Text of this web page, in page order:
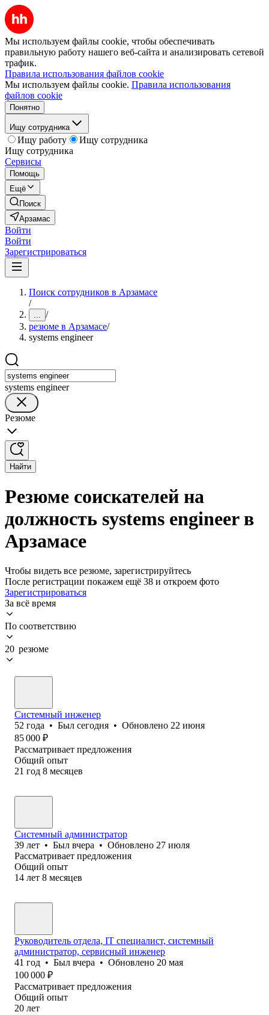
Мы используем файлы cookie, чтобы обеспечивать
правильную работу нашего веб-сайта и анализировать сетевой
трафик.
Правила использования файлов cookie
Мы используем файлы cookie. Правила использования
файлов cookie
Понятно
Ищу сотрудника
Ищу работу
Ищу сотрудника
Ищу сотрудника
Сервисы
Помощь
Ещё
Поиск
Арзамас
Войти
Войти
Зарегистрироваться
Поиск сотрудников в Арзамасе
/
... /
резюме в Арзамасе/
systems engineer
systems engineer
Резюме
Найти
Резюме соискателей на
должность systems engineer в
Арзамасе
Чтобы видеть все резюме, зарегистрируйтесь
После регистрации покажем ещё 38 и откроем фото
Зарегистрироваться
За всё время
По соответствию
20 резюме
Системный инженер
52 года • Был сегодня • Обновлено 22 июня
85 000 ₽
Рассматривает предложения
Общий опыт
21 год 8 месяцев
Системный администратор
39 лет • Был вчера • Обновлено 27 июля
Рассматривает предложения
Общий опыт
14 лет 8 месяцев
Руководитель отдела, IT специалист, системный
администратор, сервисный инженер
41 год • Был вчера • Обновлено 20 мая
100 000 ₽
Рассматривает предложения
Общий опыт
20 лет